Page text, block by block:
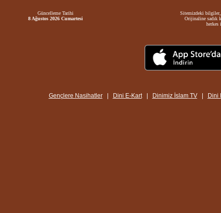
Güncelleme Tarihi
8 Ağustos 2026 Cumartesi
Sitemizdeki bilgiler,
Orijinaline sadık
herkes
Gençlere Nasihatler| Dini E-Kart| Dinimiz İslam TV| Dini